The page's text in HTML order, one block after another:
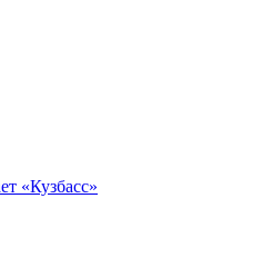
«Кузбасс»